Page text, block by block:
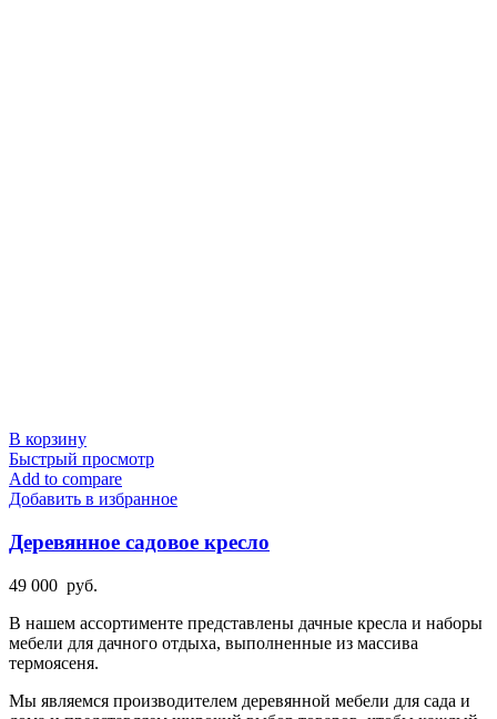
В корзину
Быстрый просмотр
Add to compare
Добавить в избранное
Деревянное садовое кресло
49 000 руб.
В нашем ассортименте представлены дачные кресла и наборы
мебели для дачного отдыха, выполненные из массива
термоясеня.
Мы являемся производителем деревянной мебели для сада и